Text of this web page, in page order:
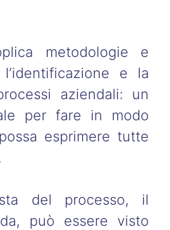
metodologie e
e la
aziendali: un
per fare in modo
esprimere tutte
del processo, il
può essere visto